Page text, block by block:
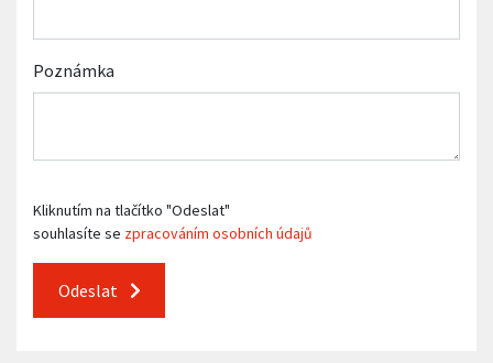
Poznámka
Kliknutím na tlačítko "Odeslat"
souhlasíte se zpracováním osobních údajů
Odeslat